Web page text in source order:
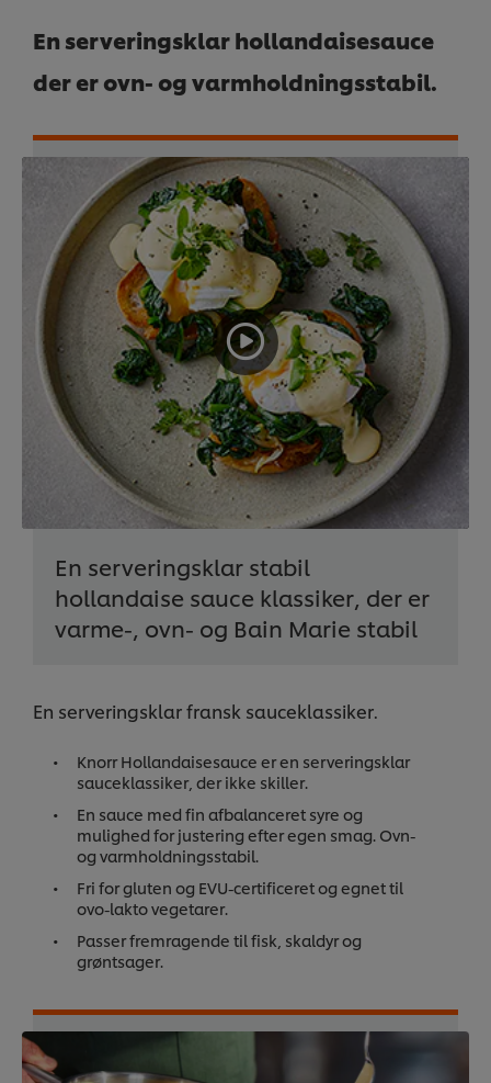
En serveringsklar hollandaisesauce
der er ovn- og varmholdningsstabil.
En serveringsklar stabil
hollandaise sauce klassiker, der er
varme-, ovn- og Bain Marie stabil
En serveringsklar fransk sauceklassiker.
Knorr Hollandaisesauce er en serveringsklar
sauceklassiker, der ikke skiller.
En sauce med fin afbalanceret syre og
mulighed for justering efter egen smag. Ovn-
og varmholdningsstabil.
Fri for gluten og EVU-certificeret og egnet til
ovo-lakto vegetarer.
Passer fremragende til fisk, skaldyr og
grøntsager.